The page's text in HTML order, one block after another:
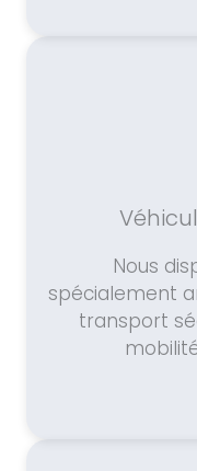
Nous
spécialement
transport